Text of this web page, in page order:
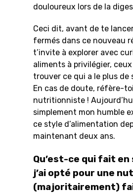
douloureux lors de la
Ceci dit, avant de te
fermés dans ce nouveau
t’invite à explorer avec
aliments à privilégier,
trouver ce qui a le plus de
En cas de doute, réfère-
nutritionniste !
simplement mon humble
ce style d’alimentation
maintenant deux ans.
Qu’est-ce qui fait
j’ai opté pour une
(majoritairement)